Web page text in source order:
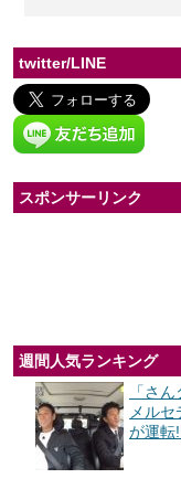
twitter/LINE
スポンサーリンク
週間人気ランキング
「さ
メル
が運転